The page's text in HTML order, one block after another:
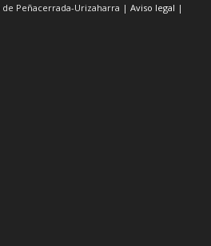
Peñacerrada-Urizaharra | Aviso legal |